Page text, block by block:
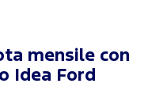
mensile con
Idea Ford